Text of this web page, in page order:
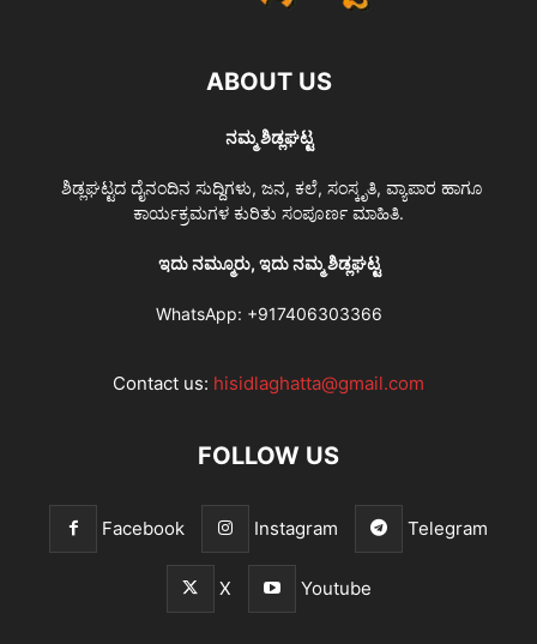
ABOUT US
ನಮ್ಮ ಶಿಡ್ಲಘಟ್ಟ
ಶಿಡ್ಲಘಟ್ಟದ ದೈನಂದಿನ ಸುದ್ದಿಗಳು, ಜನ, ಕಲೆ, ಸಂಸ್ಕೃತಿ, ವ್ಯಾಪಾರ ಹಾಗೂ
ಕಾರ್ಯಕ್ರಮಗಳ ಕುರಿತು ಸಂಪೂರ್ಣ ಮಾಹಿತಿ.
ಇದು ನಮ್ಮೂರು, ಇದು ನಮ್ಮ ಶಿಡ್ಲಘಟ್ಟ
WhatsApp: +917406303366
Contact us: hisidlaghatta@gmail.com
FOLLOW US
Facebook Instagram Telegram
X Youtube